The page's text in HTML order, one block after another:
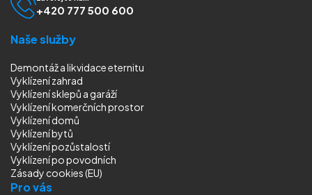
+420 777 500 600
Naše služby
Demontáž a likvidace eternitu
Vyklízení zahrad
Vyklízení sklepů a garáží
Vyklízení komerčních prostor
Vyklízení domů
Vyklízení bytů
Vyklízení pozůstalostí
Vyklízenípo povodních
Zásady cookies (EU)
Pro vás